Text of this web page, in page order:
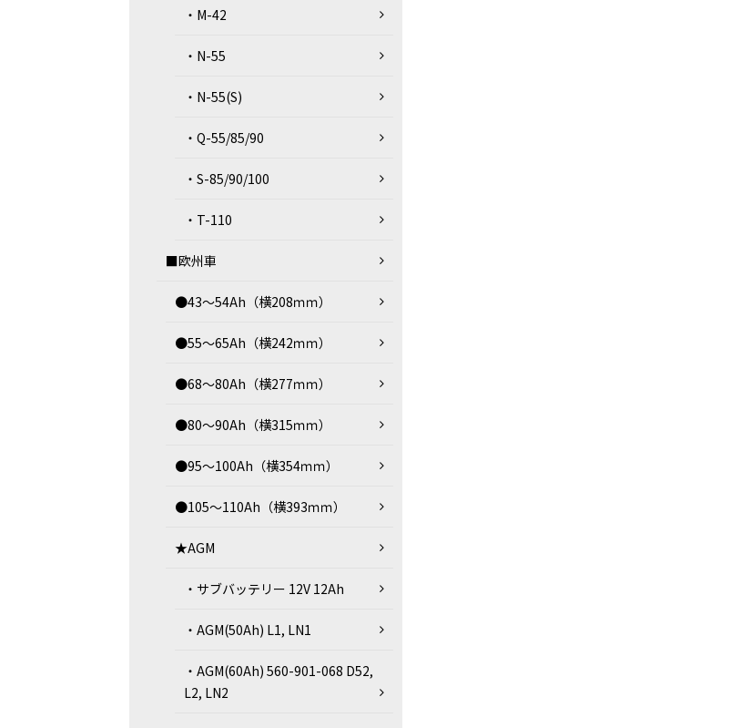
・M-42
・N-55
・N-55(S)
・Q-55/85/90
・S-85/90/100
・T-110
■欧州車
●43～54Ah（横208ｍｍ）
●55～65Ah（横242ｍｍ）
●68～80Ah（横277ｍｍ）
●80～90Ah（横315ｍｍ）
●95～100Ah（横354ｍｍ）
●105～110Ah（横393ｍｍ）
★AGM
・サブバッテリー 12V 12Ah
・AGM(50Ah) L1, LN1
・AGM(60Ah) 560-901-068 D52,
L2, LN2